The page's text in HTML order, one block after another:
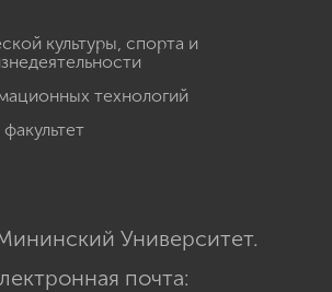
культуры, спорта и
технологий
Университет.
почта: